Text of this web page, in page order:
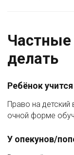
Частные
делать
Ребёнок
Право на детский
очной форме
У опекунов/